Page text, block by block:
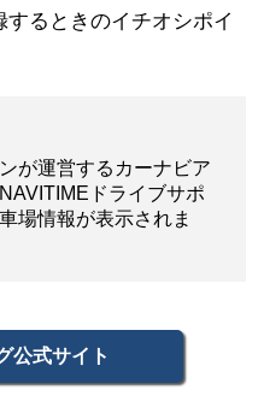
るときのイチオシポイ
が運営するカーナビア
ドライブサポ
場情報が表示されま
公式サイト